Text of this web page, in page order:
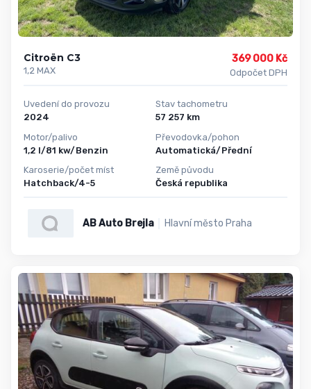
Citroën C3
1,2 MAX
369 000 Kč
Odpočet DPH
Uvedení do provozu
2024
Motor/palivo
1,2 l/81 kw/Benzin
Karoserie/počet míst
Hatchback/4-5
Stav tachometru
57 257 km
Převodovka/pohon
Automatická/Přední
Země původu
Česká republika
AB Auto Brejla Hlavní město Praha